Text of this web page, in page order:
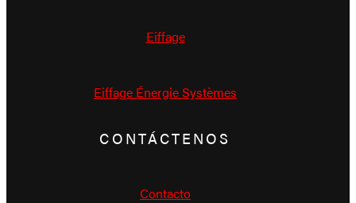
Eiffage
Eiffage Énergie Systèmes
CONTÁCTENOS
Contacto